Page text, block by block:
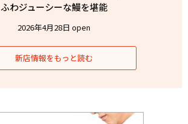
ふわジューシーな鰻を堪能
2026年4月28日 open
新店情報をもっと読む